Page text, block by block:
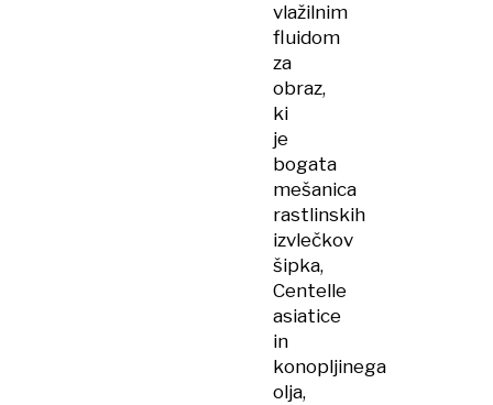
vlažilnim
fluidom
za
obraz,
ki
je
bogata
mešanica
rastlinskih
izvlečkov
šipka,
Centelle
asiatice
in
konopljinega
olja,